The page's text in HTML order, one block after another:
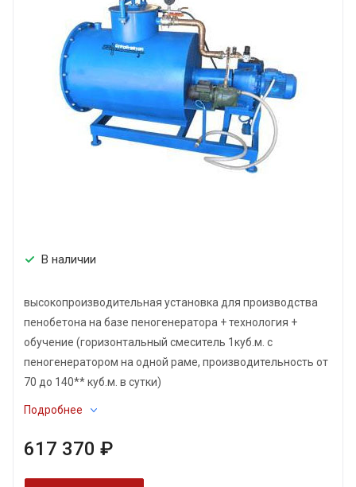
В наличии
высокопроизводительная установка для производства
пенобетона на базе пеногенератора + технология +
обучение (горизонтальный смеситель 1куб.м. с
пеногенератором на одной раме, производительность от
70 до 140** куб.м. в сутки)
Подробнее
617 370 ₽